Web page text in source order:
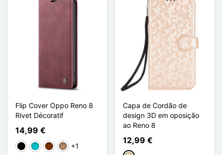
Flip Cover Oppo Reno 8
Rivet Décoratif
14,99 €
PretoTurquesa
CaféTaupe
+1
Capa de Cordão de
design 3D em oposição
ao Reno 8
12,99 €